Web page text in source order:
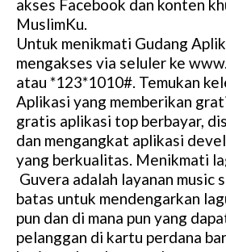
akses Facebook dan konten
MuslimKu.
Untuk menikmati Gudang
mengakses via seluler ke
atau *123*1010#. Temukan
Aplikasi yang memberikan
gratis aplikasi top berbayar,
dan mengangkat aplikasi
yang berkualitas. Menikmati
Guvera adalah layanan music
batas untuk mendengarkan
pun dan di mana pun yang
pelanggan di kartu perdana